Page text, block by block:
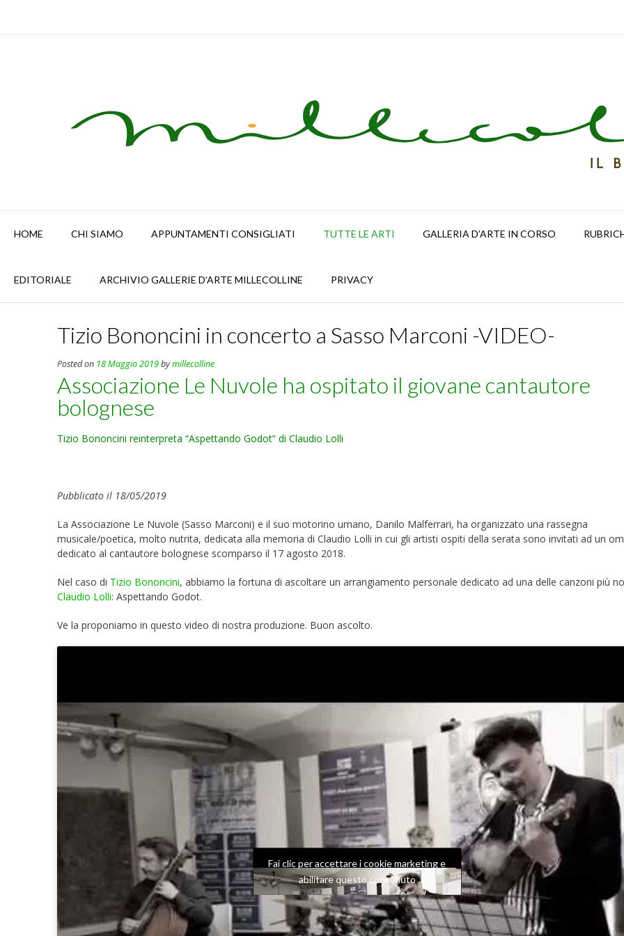
HOME CHI SIAMO APPUNTAMENTI CONSIGLIATI TUTTE LE ARTI GALLERIA D’ARTE IN CORSO
EDITORIALE ARCHIVIO GALLERIE D’ARTE MILLECOLLINE PRIVACY
Tizio Bononcini in concerto a Sasso Marconi -VIDEO-
Posted on 18 Maggio 2019bymillecolline
Associazione Le Nuvole ha ospitato il giovane cantautore
bolognese
Tizio Bononcini reinterpreta “Aspettando Godot” di Claudio Lolli
Pubblicato il 18/05/2019
La Associazione Le Nuvole (Sasso Marconi) e il suo motorino umano, Danilo Malferrari, ha organizzato una rassegna
musicale/poetica, molto nutrita, dedicata alla memoria di Claudio Lolli in cui gli artisti ospiti della serata sono invitati ad un
dedicato al cantautore bolognese scomparso il 17 agosto 2018.
Nel caso di Tizio Bononcini, abbiamo la fortuna di ascoltare un arrangiamento personale dedicato ad una delle canzoni più
Claudio Lolli: Aspettando Godot.
Ve la proponiamo in questo video di nostra produzione. Buon ascolto.
Fai clic per accettare i cookie marketing e
abilitare questo contenuto